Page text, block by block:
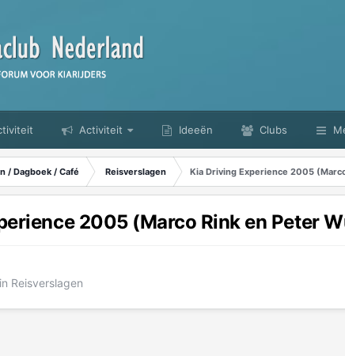
Activiteit Ideeën Clubs
/ Dagboek / Café Reisverslagen Kia Driving Experience 2005
2005 (Marco Rink en Peter
in Reisverslagen